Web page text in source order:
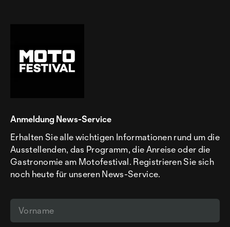
Anmeldung News-Service
Erhalten Sie alle wichtigen Informationen rund um die
Ausstellenden, das Programm, die Anreise oder die
Gastronomie am Motofestival. Registrieren Sie sich
noch heute für unseren News-Service.